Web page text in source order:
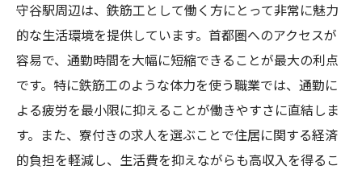
鉄筋工の仕事環境を整えるためのポイント
守谷駅周辺の生活インフラの充実度
通勤ストレスを軽減する寮付きの利点
守谷駅の利便性を活かしたライフスタイル
守谷駅の鉄筋工求人で時間と生活の質を両立す
る
守谷駅周辺は、鉄筋工として働く方にとって非常に魅力
的な生活環境を提供しています。首都圏へのアクセスが
容易で、通勤時間を大幅に短縮できることが最大の利点
です。特に鉄筋工のような体力を使う職業では、通勤に
よる疲労を最小限に抑えることが働きやすさに直結しま
す。また、寮付きの求人を選ぶことで住居に関する経済
的負担を軽減し、生活費を抑えながらも高収入を得るこ